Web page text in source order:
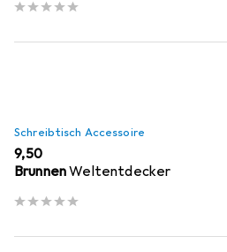
Schreibtisch Accessoire
EUR
9,50
BrunnenWeltentdecker